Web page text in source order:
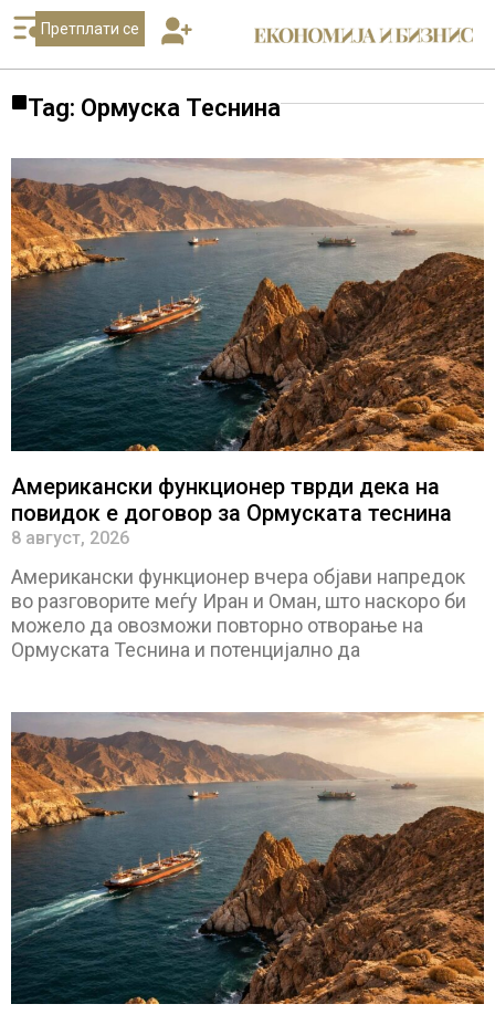
Претплати се
Tag: Ормуска Теснина
Американски функционер тврди дека на
повидок е договор за Ормуската теснина
8 август, 2026
Американски функционер вчера објави напредок
во разговорите меѓу Иран и Оман, што наскоро би
можело да овозможи повторно отворање на
Ормуската Теснина и потенцијално да